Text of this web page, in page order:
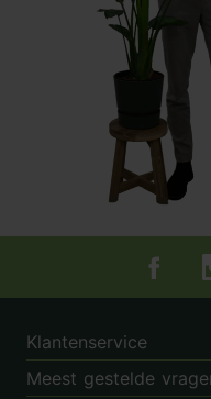
Klantenservice
Meest gestelde